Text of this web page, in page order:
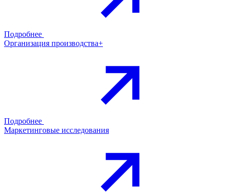
Подробнее
Организация производства+
Подробнее
Маркетинговые исследования